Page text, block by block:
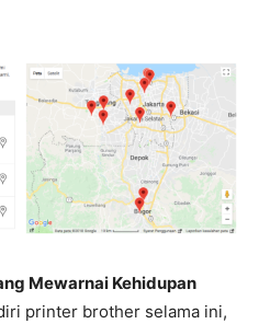
Mewarnai Kehidupan
printer brother selama ini,